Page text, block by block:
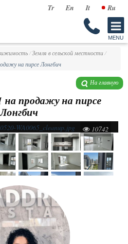
Tr En It Ru
/Земля в сельской местности/
на пирсе Лонгбич
На главную
продажу на пирсе
Лонгбич
10742